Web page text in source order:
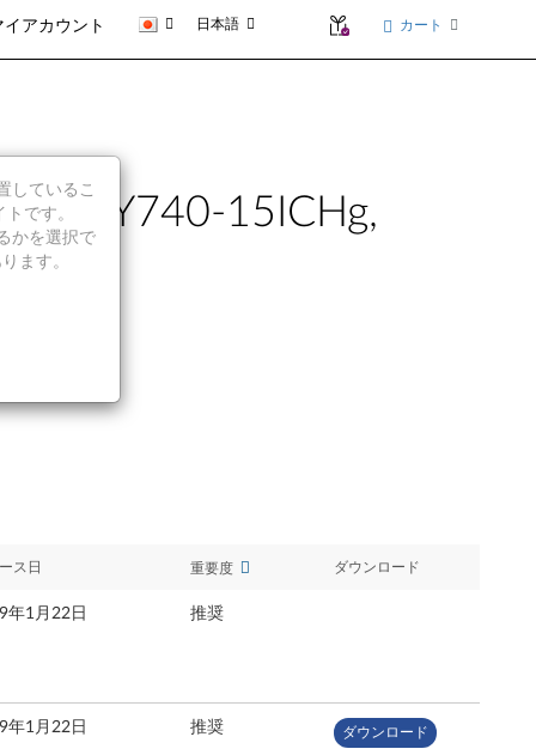
イアカウント 日本語 カート
Y740-15ICHg,
ス日 重要度 ダウンロード
年1月22日 推奨
年1月22日 推奨 ダウンロード
しているこ
です。
かを選択で
ます。